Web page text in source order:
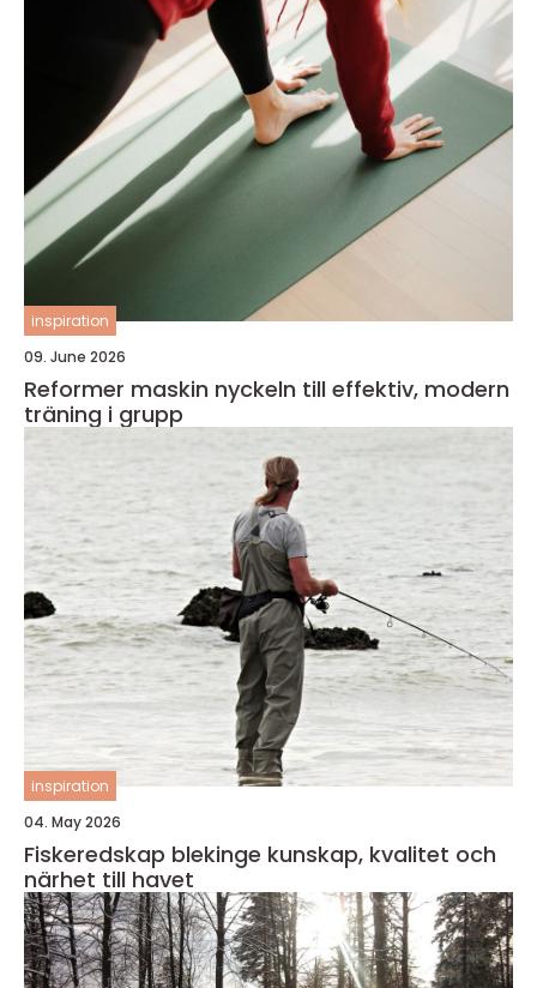
inspiration
09. June 2026
Reformer maskin nyckeln till effektiv, modern
träning i grupp
inspiration
04. May 2026
Fiskeredskap blekinge kunskap, kvalitet och
närhet till havet